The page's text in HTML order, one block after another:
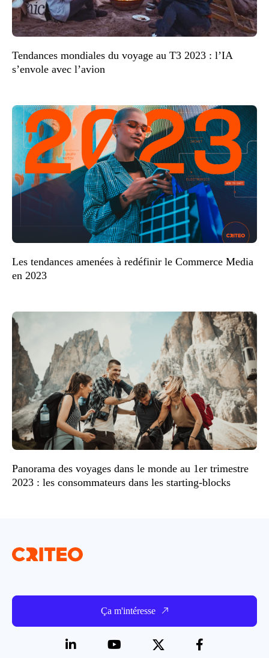
Tendances mondiales du voyage au T3 2023 : l’IA
s’envole avec l’avion
Les tendances amenées à redéfinir le Commerce Media
en 2023
Panorama des voyages dans le monde au 1er trimestre
2023 : les consommateurs dans les starting-blocks
Ça m'intéresse